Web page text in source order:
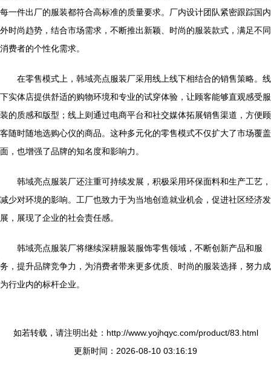
每一件出厂的服装都符合高标准的质量要求。厂内设计团队紧密跟踪国内
外时尚趋势，结合市场需求，不断推出新颖、时尚的服装款式，满足不同
消费者的个性化需求。
在零售模式上，韩域亮点服装厂采用线上线下相结合的销售策略。线
下实体店提供舒适的购物环境和专业的试穿体验，让顾客能够直观感受服
装的质感和版型；线上则通过电商平台和社交媒体拓展销售渠道，方便顾
客随时随地选购心仪的商品。这种多元化的零售模式不仅扩大了市场覆盖
面，也增强了品牌的知名度和影响力。
韩域亮点服装厂还注重可持续发展，积极采用环保面料和生产工艺，
减少对环境的影响。工厂也致力于为当地创造就业机会，促进社区经济发
展，展现了企业的社会责任感。
韩域亮点服装厂将继续深耕服装服饰零售领域，不断创新产品和服
务，提升品牌竞争力，为消费者带来更多优质、时尚的服装选择，努力成
为行业内的标杆企业。
如若转载，请注明出处：http://www.yojhqyc.com/product/83.html
更新时间：2026-08-10 03:16:19